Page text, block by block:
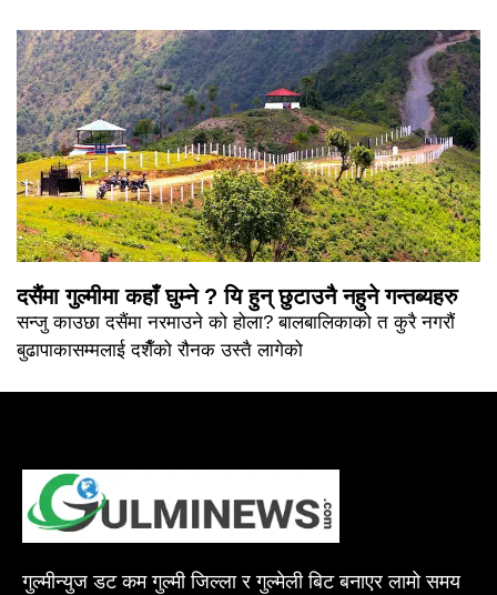
दसैंमा गुल्मीमा कहाँ घुम्ने ? यि हुन् छुटाउनै नहुने गन्तब्यहरु
सन्जु काउछा दसैंमा नरमाउने को होला? बालबालिकाको त कुरै नगरौं
बुढापाकासम्मलाई दशैँको रौनक उस्तै लागेको
गुल्मीन्युज डट कम गुल्मी जिल्ला र गुल्मेली बिट बनाएर लामो समय